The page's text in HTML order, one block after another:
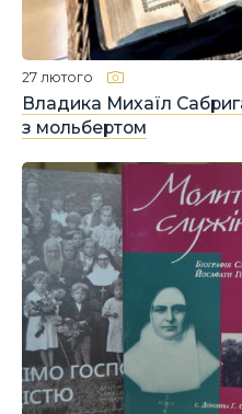
Владика Михаїл
з мольбертом
27 лютого